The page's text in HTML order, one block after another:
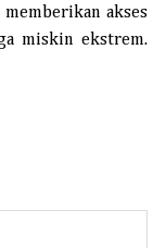
akses
miskin ekstrem.